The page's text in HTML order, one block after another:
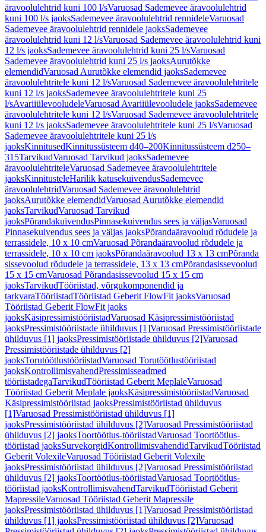
äravoolulehtrid kuni 100 l/sVaruosad Sademevee äravoolulehtrid
kuni 100 l/s jaoksSademevee äravoolulehtrid rennideleVaruosad
Sademevee äravoolulehtrid rennidele jaoksSademevee
äravoolulehtrid kuni 12 l/sVaruosad Sademevee äravoolulehtrid kuni
12 l/s jaoksSademevee äravoolulehtrid kuni 25 l/sVaruosad
Sademevee äravoolulehtrid kuni 25 l/s jaoksAurutõkke
elemendidVaruosad Aurutõkke elemendid jaoksSademevee
äravoolulehtritele kuni 12 l/sVaruosad Sademevee äravoolulehtritele
kuni 12 l/s jaoksSademevee äravoolulehtritele kuni 25
l/sAvariiülevooludeleVaruosad Avariiülevooludele jaoksSademevee
äravoolulehtritele kuni 12 l/sVaruosad Sademevee äravoolulehtritele
kuni 12 l/s jaoksSademevee äravoolulehtritele kuni 25 l/sVaruosad
Sademevee äravoolulehtritele kuni 25 l/s
jaoksKinnitusedKinnitussüsteem d40–200Kinnitussüsteem d250–
315TarvikudVaruosad Tarvikud jaoksSademevee
äravoolulehtriteleVaruosad Sademevee äravoolulehtritele
jaoksKinnitusteleHarilik katusekuivendusSademevee
äravoolulehtridVaruosad Sademevee äravoolulehtrid
jaoksAurutõkke elemendidVaruosad Aurutõkke elemendid
jaoksTarvikudVaruosad Tarvikud
jaoksPõrandakuivendusPinnasekuivendus sees ja väljasVaruosad
Pinnasekuivendus sees ja väljas jaoksPõrandaäravoolud rõdudele ja
terrassidele, 10 x 10 cmVaruosad Põrandaäravoolud rõdudele ja
terrassidele, 10 x 10 cm jaoksPõrandaäravoolud 13 x 13 cmPõranda
sissevoolud rõdudele ja terrassidele, 13 x 13 cmPõrandasissevoolud
15 x 15 cmVaruosad Põrandasissevoolud 15 x 15 cm
jaoksTarvikudTööriistad, võrgukomponendid ja
tarkvaraTööriistadTööriistad Geberit FlowFit jaoksVaruosad
Tööriistad Geberit FlowFit jaoks
jaoksKäsipressimistööriistadVaruosad Käsipressimistööriistad
jaoksPressimistööriistade ühilduvus [1]Varuosad Pressimistööriistade
ühilduvus [1] jaoksPressimistööriistade ühilduvus [2]Varuosad
Pressimistööriistade ühilduvus [2]
jaoksTorutöötlustööriistadVaruosad Torutöötlustööriistad
jaoksKontrollimisvahendPressimisseadmed
tööriistadegaTarvikudTööriistad Geberit MeplaleVaruosad
Tööriistad Geberit Meplale jaoksKäsipressimistööriistadVaruosad
Käsipressimistööriistad jaoksPressimistööriistad ühilduvus
[1]Varuosad Pressimistööriistad ühilduvus [1]
jaoksPressimistööriistad ühilduvus [2]Varuosad Pressimistööriistad
ühilduvus [2] jaoksToortöötlus-tööriistadVaruosad Toortöötlus-
tööriistad jaoksSurvekorgidKontrollimisvahendidTarvikudTööriistad
Geberit VolexileVaruosad Tööriistad Geberit Volexile
jaoksPressimistööriistad ühilduvus [2]Varuosad Pressimistööriistad
ühilduvus [2] jaoksToortöötlus-tööriistadVaruosad Toortöötlus-
tööriistad jaoksKontrollimisvahendTarvikudTööriistad Geberit
MapressileVaruosad Tööriistad Geberit Mapressile
jaoksPressimistööriistad ühilduvus [1]Varuosad Pressimistööriistad
ühilduvus [1] jaoksPressimistööriistad ühilduvus [2]Varuosad